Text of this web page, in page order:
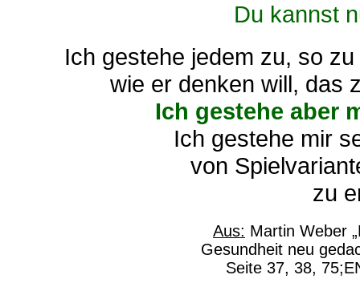
Du kannst
Ich gestehe jedem zu, so
wie er denken will, das
Ich gestehe aber
Ich gestehe mir
von
zu
Aus: Martin Weber
Gesundheit neu
Seite 37, 38,